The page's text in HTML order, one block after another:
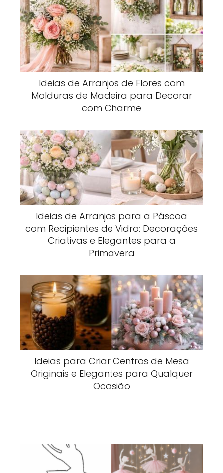
Ideias de Arranjos de Flores com
Molduras de Madeira para Decorar
com Charme
Ideias de Arranjos para a Páscoa
com Recipientes de Vidro: Decorações
Criativas e Elegantes para a
Primavera
Ideias para Criar Centros de Mesa
Originais e Elegantes para Qualquer
Ocasião